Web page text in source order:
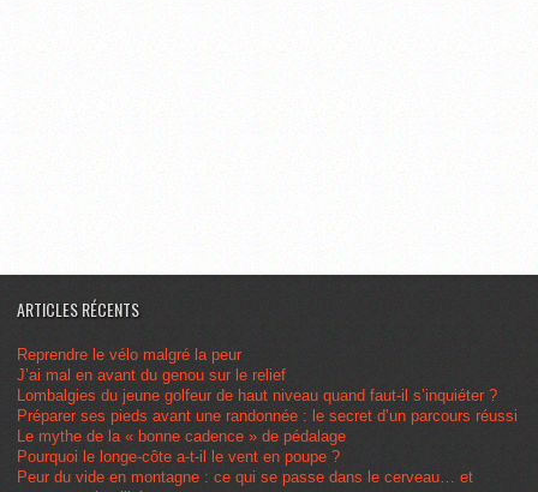
ARTICLES RÉCENTS
Reprendre le vélo malgré la peur
J’ai mal en avant du genou sur le relief
Lombalgies du jeune golfeur de haut niveau quand faut-il s’inquiéter ?
Préparer ses pieds avant une randonnée : le secret d’un parcours réussi
Le mythe de la « bonne cadence » de pédalage
Pourquoi le longe-côte a-t-il le vent en poupe ?
Peur du vide en montagne : ce qui se passe dans le cerveau… et